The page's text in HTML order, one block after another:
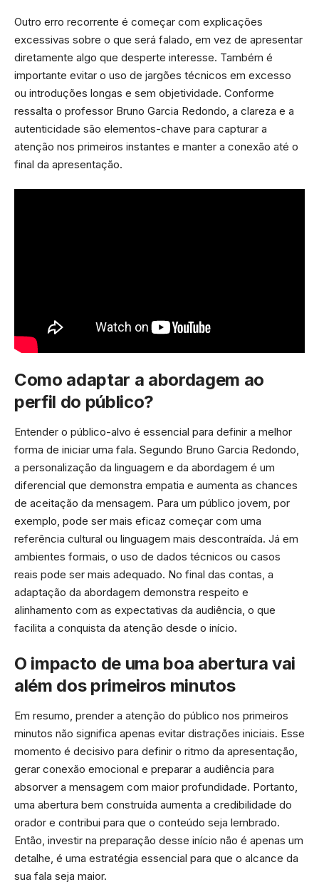
Outro erro recorrente é começar com explicações
excessivas sobre o que será falado, em vez de apresentar
diretamente algo que desperte interesse. Também é
importante evitar o uso de jargões técnicos em excesso
ou introduções longas e sem objetividade. Conforme
ressalta o professor Bruno Garcia Redondo, a clareza e a
autenticidade são elementos-chave para capturar a
atenção nos primeiros instantes e manter a conexão até o
final da apresentação.
Como adaptar a abordagem ao
perfil do público?
Entender o público-alvo é essencial para definir a melhor
forma de iniciar uma fala. Segundo Bruno Garcia Redondo,
a personalização da linguagem e da abordagem é um
diferencial que demonstra empatia e aumenta as chances
de aceitação da mensagem. Para um público jovem, por
exemplo, pode ser mais eficaz começar com uma
referência cultural ou linguagem mais descontraída. Já em
ambientes formais, o uso de dados técnicos ou casos
reais pode ser mais adequado. No final das contas, a
adaptação da abordagem demonstra respeito e
alinhamento com as expectativas da audiência, o que
facilita a conquista da atenção desde o início.
O impacto de uma boa abertura vai
além dos primeiros minutos
Em resumo, prender a atenção do público nos primeiros
minutos não significa apenas evitar distrações iniciais. Esse
momento é decisivo para definir o ritmo da apresentação,
gerar conexão emocional e preparar a audiência para
absorver a mensagem com maior profundidade. Portanto,
uma abertura bem construída aumenta a credibilidade do
orador e contribui para que o conteúdo seja lembrado.
Então, investir na preparação desse início não é apenas um
detalhe, é uma estratégia essencial para que o alcance da
sua fala seja maior.